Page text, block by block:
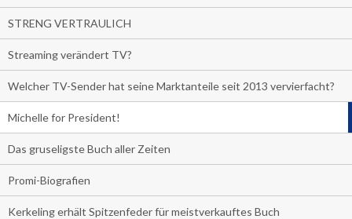
STRENG VERTRAULICH
Streaming verändert TV?
Welcher TV-Sender hat seine Marktanteile seit 2013 vervierfacht?
Michelle for President!
Das gruseligste Buch aller Zeiten
Promi-Biografien
Kerkeling erhält Spitzenfeder für meistverkauftes Buch